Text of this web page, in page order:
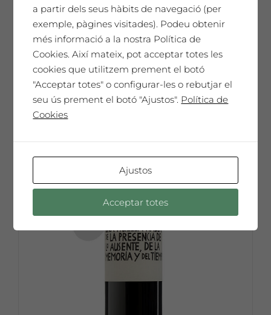
65,00€
a partir dels seus hàbits de navegació (per
exemple, pàgines visitades). Podeu obtenir
més informació a la nostra Política de
Cookies. Així mateix, pot acceptar totes les
cookies que utilitzem prement el botó
"Acceptar totes" o configurar-les o rebutjar el
seu ús prement el botó "Ajustos". Política de
Cookies
Ajustos
Acceptar totes